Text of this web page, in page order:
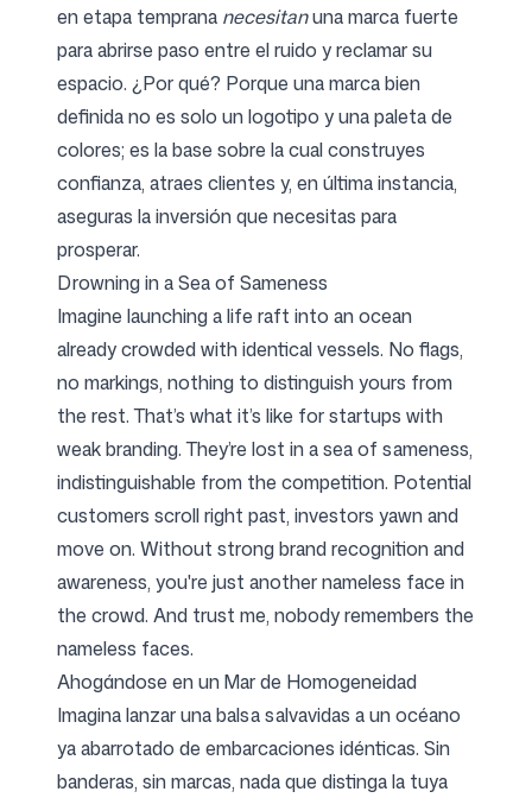
en etapa temprana necesitanuna marca fuerte
para abrirse paso entre el ruido y reclamar su
espacio. ¿Por qué? Porque una marca bien
definida no es solo un logotipo y una paleta de
colores; es la base sobre la cual construyes
confianza, atraes clientes y, en última instancia,
aseguras la inversión que necesitas para
prosperar.
Drowning in a Sea of Sameness
Imagine launching a life raft into an ocean
already crowded with identical vessels. No flags,
no markings, nothing to distinguish yours from
the rest. That’s what it’s like for startups with
weak branding. They’re lost in a sea of sameness,
indistinguishable from the competition. Potential
customers scroll right past, investors yawn and
move on. Without strong brand recognition and
awareness, you're just another nameless face in
the crowd. And trust me, nobody remembers the
nameless faces.
Ahogándose en un Mar de Homogeneidad
Imagina lanzar una balsa salvavidas a un océano
ya abarrotado de embarcaciones idénticas. Sin
banderas, sin marcas, nada que distinga la tuya